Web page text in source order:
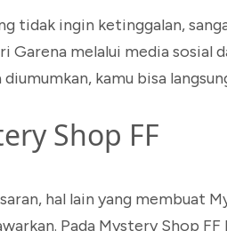
tidak ingin ketinggalan,
Garena melalui media sosial
kamu bisa
Shop FF
hal lain yang membuat
Pada Mystery Shop